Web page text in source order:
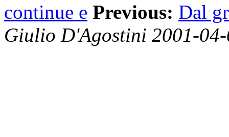
continue e Previous: Dal
Giulio D'Agostini 2001-